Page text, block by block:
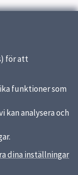
för att
funktioner som
kan analysera och
dina inställningar